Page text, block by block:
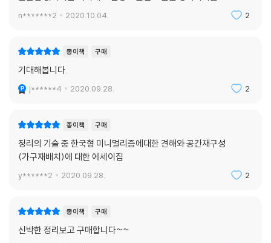
n*******2 2020.10.04. 2
종이책 구매
기대해봅니다.
j******4 2020.09.28. 2
종이책 구매
정리의 기술 중 한국형 미니멀리즘에대한 견해와 공간재구성
(가구재배치)에 대한 에세이집
y******2 2020.09.28. 2
종이책 구매
신박한 정리보고 구매합니다~~